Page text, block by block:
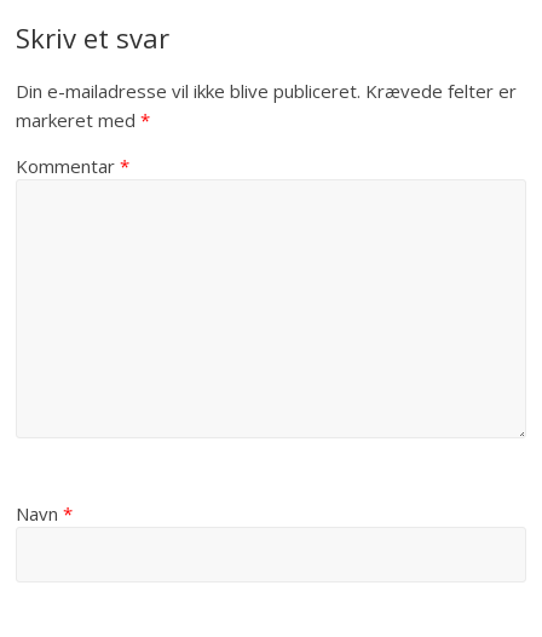
Skriv et svar
Din e-mailadresse vil ikke blive publiceret. Krævede felter er
markeret med*
Kommentar*
Navn*